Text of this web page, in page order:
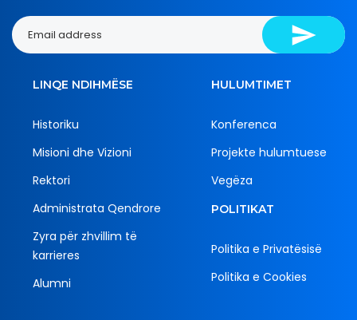
LINQE NDIHMËSE
Historiku
Misioni dhe Vizioni
Rektori
Administrata Qendrore
Zyra për zhvillim të
karrieres
Alumni
HULUMTIMET
Konferenca
Projekte hulumtuese
Vegëza
POLITIKAT
Politika e Privatësisë
Politika e Cookies